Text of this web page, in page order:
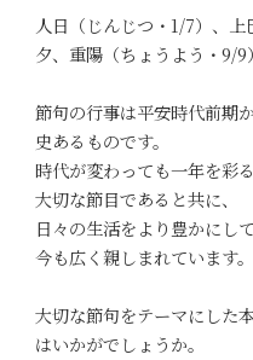
人日（じんじつ・1/7）、
夕、重陽（ちょうよう・9/9
節句の行事は平安時代前期
史あるものです。
時代が変わっても一年を彩
大切な節目であると共に、
日々の生活をより豊かにし
今も広く親しまれています。
大切な節句をテーマにした
はいかがでしょうか。